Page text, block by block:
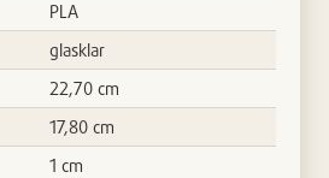
PLA
glasklar
22,70 cm
17,80 cm
1 cm